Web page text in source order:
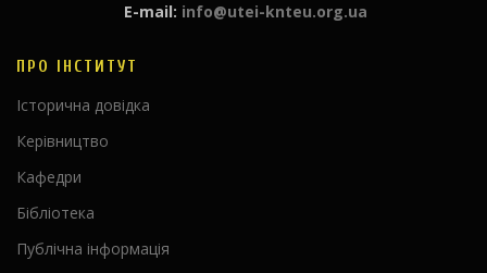
E-mail: info@utei-knteu.org.ua
ПРО ІНСТИТУТ
Історична довідка
Керівництво
Кафедри
Бібліотека
Публічна інформація